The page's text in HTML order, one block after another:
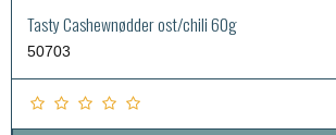
Tasty Cashewnødder ost/chili 60g
50703